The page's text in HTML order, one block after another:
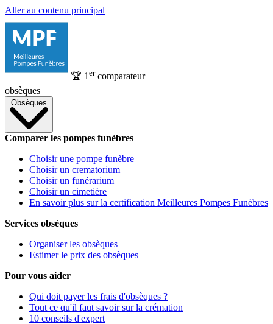
Aller au contenu principal
🏆 1 ercomparateur
obsèques
Obsèques
Comparer les pompes funèbres
Choisir une pompe funèbre
Choisir un crematorium
Choisir un funérarium
Choisir un cimetière
En savoir plus sur la certification Meilleures Pompes Funèbres
Services obsèques
Organiser les obsèques
Estimer le prix des obsèques
Pour vous aider
Qui doit payer les frais d'obsèques ?
Tout ce qu'il faut savoir sur la crémation
10 conseils d'expert